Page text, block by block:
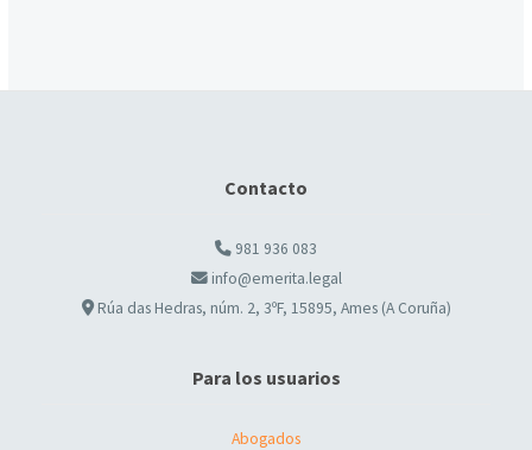
Contacto
981 936 083
info@emerita.legal
Rúa das Hedras, núm. 2, 3ºF, 15895, Ames (A Coruña)
Para los usuarios
Abogados